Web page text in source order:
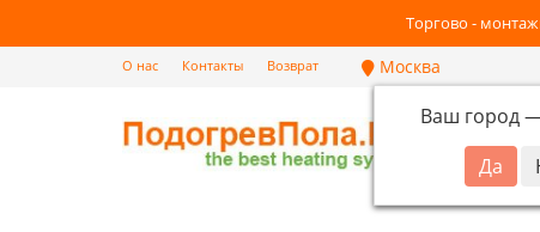
Торгово -
О нас Контакты Возврат Москва
Ваш город